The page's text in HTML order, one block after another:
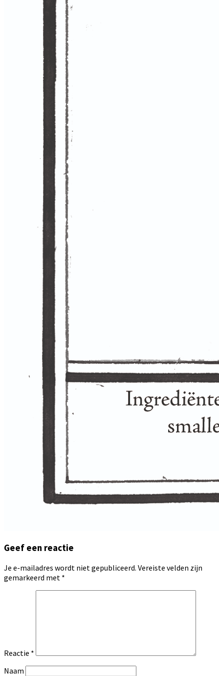
Geef een reactie
Je e-mailadres wordt niet gepubliceerd. Vereiste velden zijn
gemarkeerd met *
Reactie *
Naam